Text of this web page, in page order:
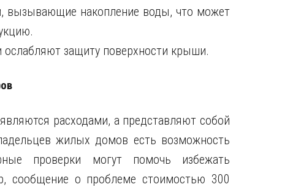
вызывающие накопление воды, что может
защиту поверхности крыши.
расходами, а представляют собой
жилых домов есть возможность
проверки могут помочь избежать
сообщение о проблеме стоимостью 300